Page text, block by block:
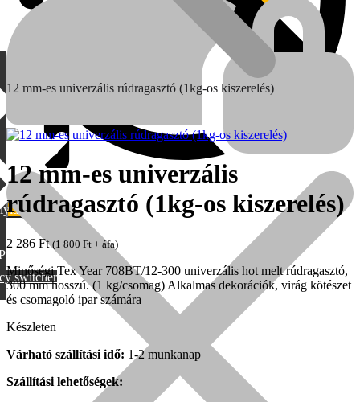
MAX
switcher
12 mm-es univerzális rúdragasztó (1kg-os kiszerelés)
12 mm-es univerzális
rúdragasztó (1kg-os kiszerelés)
2 286 Ft (1 800 Ft + áfa)
Minőségi Tex Year 708BT/12-300 univerzális hot melt rúdragasztó,
300 mm hosszú. (1 kg/csomag) Alkalmas dekorációk, virág kötészet
és csomagoló ipar számára
Készleten
Várható szállítási idő: 1-2 munkanap
Szállítási lehetőségek: